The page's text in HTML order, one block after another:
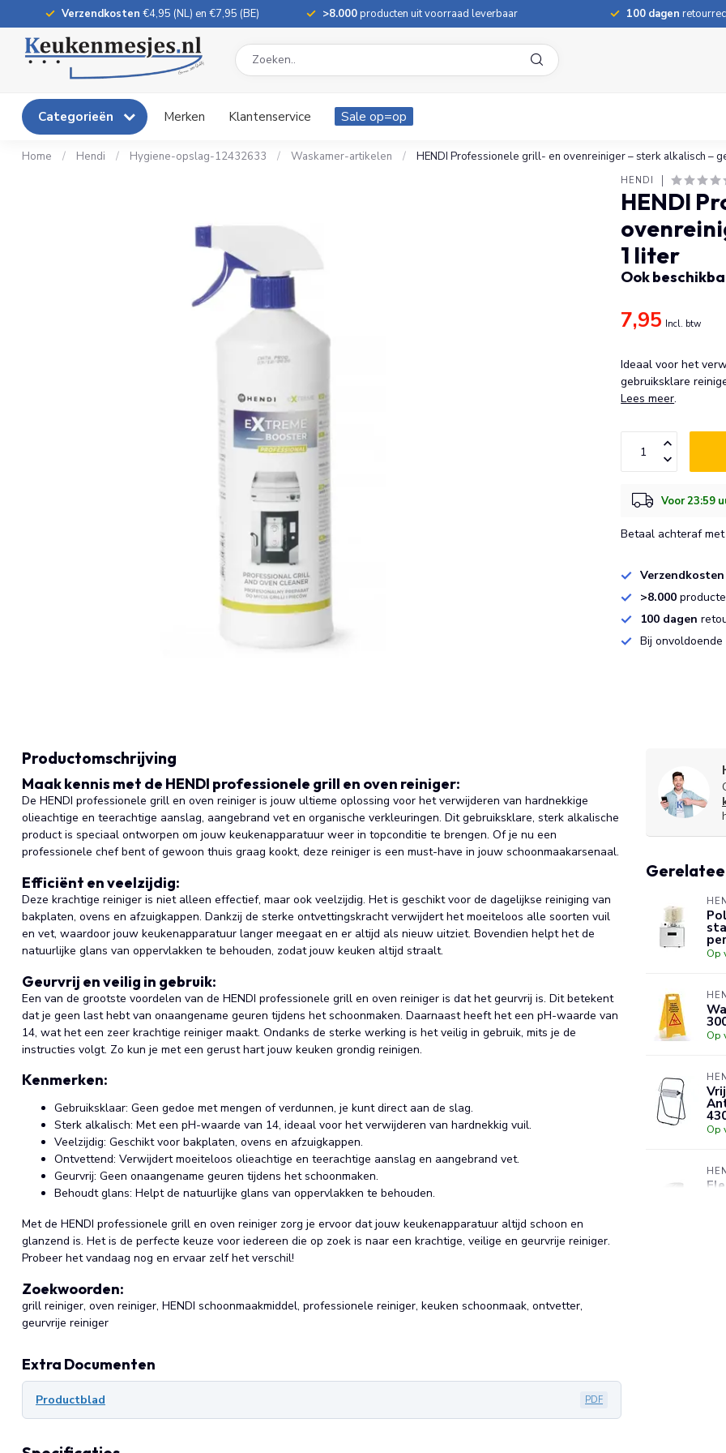
Verzendkosten €4,95 (NL) en €7,95 (BE) >8.000producten uit voorraad leverbaar 100 dagen
Categorieën Merken Klantenservice Sale op=op
Home / Hendi / Hygiene-opslag-12432633 / Waskamer-artikelen / HENDI Professionele grill- en ovenreiniger – sterk alkalisch –
HENDI
HENDI
1 liter
Ook
7,95 Incl. btw
Ideaal voor het
gebruiksklare
Lees meer.
Voor 23:59
Betaal achteraf
Verzendkosten
>8.000
100 dagen
Bij
Productomschrijving
Maak kennis met de HENDI professionele grill en oven reiniger:
De HENDI professionele grill en oven reiniger is jouw ultieme oplossing voor het verwijderen van hardnekkige
olieachtige en teerachtige aanslag, aangebrand vet en organische verkleuringen. Dit gebruiksklare, sterk alkalische
product is speciaal ontworpen om jouw keukenapparatuur weer in topconditie te brengen. Of je nu een
professionele chef bent of gewoon thuis graag kookt, deze reiniger is een must-have in jouw schoonmaakarsenaal.
Efficiënt en veelzijdig:
Deze krachtige reiniger is niet alleen effectief, maar ook veelzijdig. Het is geschikt voor de dagelijkse reiniging van
bakplaten, ovens en afzuigkappen. Dankzij de sterke ontvettingskracht verwijdert het moeiteloos alle soorten vuil
en vet, waardoor jouw keukenapparatuur langer meegaat en er altijd als nieuw uitziet. Bovendien helpt het de
natuurlijke glans van oppervlakken te behouden, zodat jouw keuken altijd straalt.
Geurvrij en veilig in gebruik:
Een van de grootste voordelen van de HENDI professionele grill en oven reiniger is dat het geurvrij is. Dit betekent
dat je geen last hebt van onaangename geuren tijdens het schoonmaken. Daarnaast heeft het een pH-waarde van
14, wat het een zeer krachtige reiniger maakt. Ondanks de sterke werking is het veilig in gebruik, mits je de
instructies volgt. Zo kun je met een gerust hart jouw keuken grondig reinigen.
Kenmerken:
Gebruiksklaar: Geen gedoe met mengen of verdunnen, je kunt direct aan de slag.
Sterk alkalisch: Met een pH-waarde van 14, ideaal voor het verwijderen van hardnekkig vuil.
Veelzijdig: Geschikt voor bakplaten, ovens en afzuigkappen.
Ontvettend: Verwijdert moeiteloos olieachtige en teerachtige aanslag en aangebrand vet.
Geurvrij: Geen onaangename geuren tijdens het schoonmaken.
Behoudt glans: Helpt de natuurlijke glans van oppervlakken te behouden.
Met de HENDI professionele grill en oven reiniger zorg je ervoor dat jouw keukenapparatuur altijd schoon en
glanzend is. Het is de perfecte keuze voor iedereen die op zoek is naar een krachtige, veilige en geurvrije reiniger.
Probeer het vandaag nog en ervaar zelf het verschil!
Zoekwoorden:
grill reiniger, oven reiniger, HENDI schoonmaakmiddel, professionele reiniger, keuken schoonmaak, ontvetter,
geurvrije reiniger
Extra Documenten
Productblad PDF
Op
Op
Op